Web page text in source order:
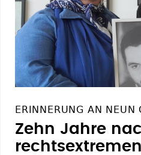
ERINNERUNG AN NEUN
Zehn Jahre